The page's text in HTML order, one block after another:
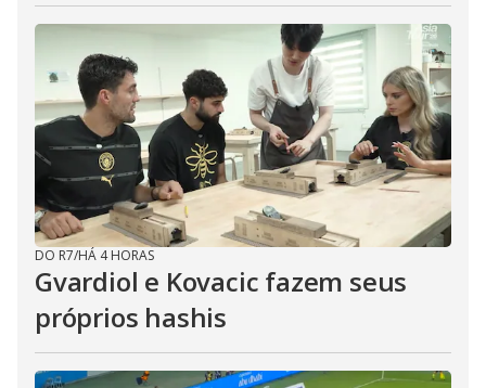
DO R7/HÁ 4 HORAS
Gvardiol e Kovacic fazem seus
próprios hashis